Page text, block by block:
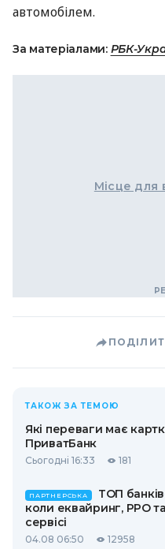
автомобілем.
За матеріалами: РБК-
Місце для
ТАКОЖ ЗА ТЕМОЮ
Які переваги має
ПриватБанк
Сьогодні 16:33 181
ПАРТНЕРСЬКА
ТОП
коли еквайринг, РРО
сервісі
04.08 06:50 12958